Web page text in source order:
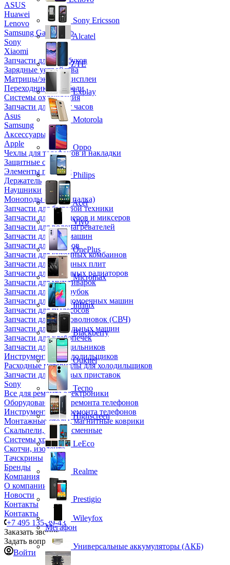
ASUS
Huawei
Lenovo
Samsung Galaxy Tab
Sony
Xiaomi
Запчасти для ноутбуков
Зарядные устройства
Матрицы/экраны/дисплеи
Переходники и кабели
Системы охлаждения
Запчасти для смарт часов
Asus
Samsung
Аксессуары
Apple
Чехлы для телефонов и накладки
Защитные стекла
Элементы питания
Держатель
Наушники
Моноподы (Селфи палка)
Запчасти для бытовой техники
Запчасти для блендеров и миксеров
Запчасти для водонагревателей
Запчасти для кофемашин
Запчасти для кулеров
Запчасти для кухонных комбаинов
Запчасти для кухонных плит
Запчасти для масляных радиаторов
Запчасти для мультиварок
Запчасти для мясорубок
Запчасти для посудомоечных машин
Запчасти для пылесосов
Запчасти для микроволновок (СВЧ)
Запчасти для стиральных машин
Запчасти для хлебопечек
Запчасти для холодильников
Инструмент для холодильщиков
Расходные материалы для холодильщиков
Запчасти для игровых приставок
Sony
Все для ремонта электроники
Оборудование для ремонта телефонов
Инструменты для ремонта телефонов
Монтажные столы, магнитные коврики
Скальпели, лезвия сменные
Системы хранения
Скотчи, изолента
Тачскрины
Бренды
Компания
О компании
Новости
Контакты
Контакты
+7 495 135-39-43
Заказать звонок
Задать вопрос
Войти
Sony Ericsson
Alcatel
ZTE
Explay
Motorola
Oppo
Philips
Acer
Vivo
OnePlus
Micromax
Infinix
Blackberry
Oukitel
Tecno
Highscreen
LeEco
Realme
Prestigio
Wileyfox
Мегафон
Универсальные аккумуляторы (АКБ)